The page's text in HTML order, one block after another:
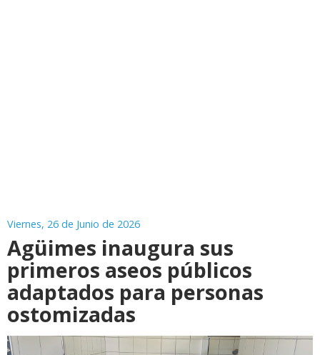
Viernes, 26 de Junio de 2026
Agüimes inaugura sus
primeros aseos públicos
adaptados para personas
ostomizadas